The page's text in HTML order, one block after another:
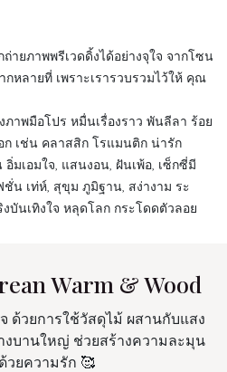
ถ่ายภาพพรีเวดดิ้งได้อย่างจุใจ จากโซน
กหลายที่ เพราะเรารวบรวมไว้ให้ คุณ
ภาพมือโปร หมื่นเรื่องราว พันลีลา ร้อย
ก เช่น คลาสสิก โรแมนติก น่ารัก
มเอมใจ, แสนงอน, ฝันเพ้อ, เซ็กซี่มี
น เท่ห์, สุขุม ภูมิฐาน, สง่างาม ระ
บันเทิงใจ หลุดโลก กระโดดตัวลอย
Warm & Wood
ด้วยการใช้วัสดุไม้ ผสานกับแสง
บานใหญ่ ช่วยสร้างความละมุน
วยความรัก 🥰